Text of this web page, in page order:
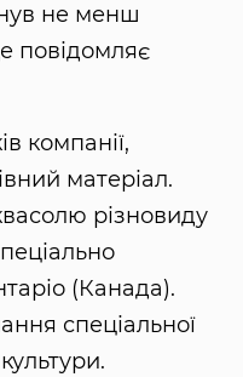
не менш
повідомляє
компанії,
матеріал.
різновиду
(Канада).
спеціальної